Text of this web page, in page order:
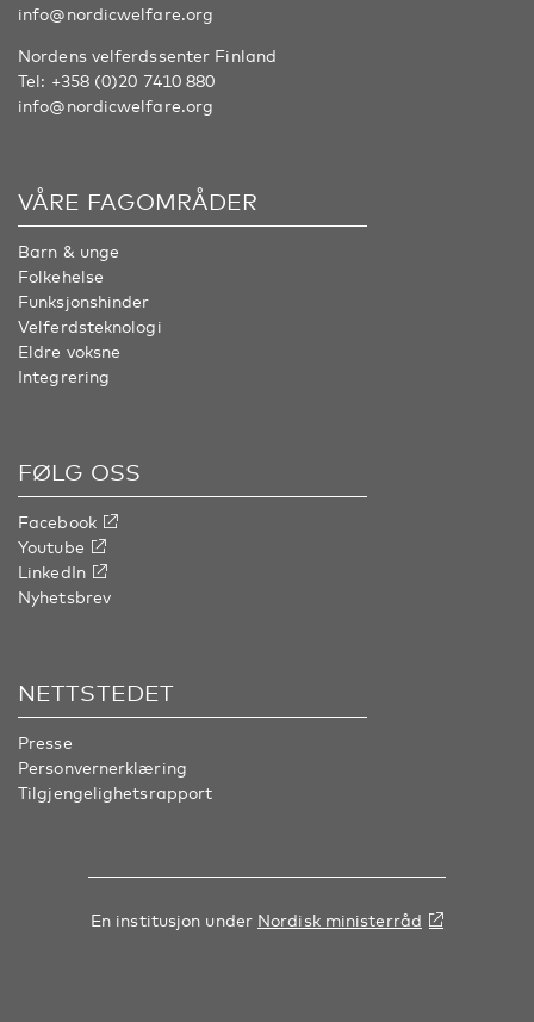
info@nordicwelfare.org
Nordens velferdssenter Finland
Tel: +358 (0)20 7410 880
info@nordicwelfare.org
VÅRE FAGOMRÅDER
Barn & unge
Folkehelse
Funksjonshinder
Velferdsteknologi
Eldre voksne
Integrering
FØLG OSS
Facebook
Youtube
LinkedIn
Nyhetsbrev
NETTSTEDET
Presse
Personvernerklæring
Tilgjengelighetsrapport
En institusjon under Nordisk ministerråd